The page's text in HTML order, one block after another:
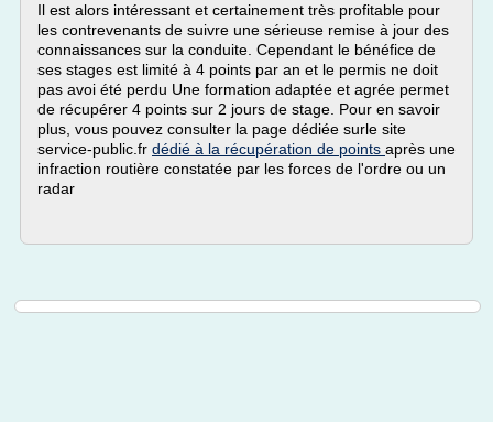
Il est alors intéressant et certainement très profitable pour
les contrevenants de suivre une sérieuse remise à jour des
connaissances sur la conduite. Cependant le bénéfice de
ses stages est limité à 4 points par an et le permis ne doit
pas avoi été perdu Une formation adaptée et agrée permet
de récupérer 4 points sur 2 jours de stage. Pour en savoir
plus, vous pouvez consulter la page dédiée surle site
service-public.fr dédié à la récupération de points après une
infraction routière constatée par les forces de l'ordre ou un
radar